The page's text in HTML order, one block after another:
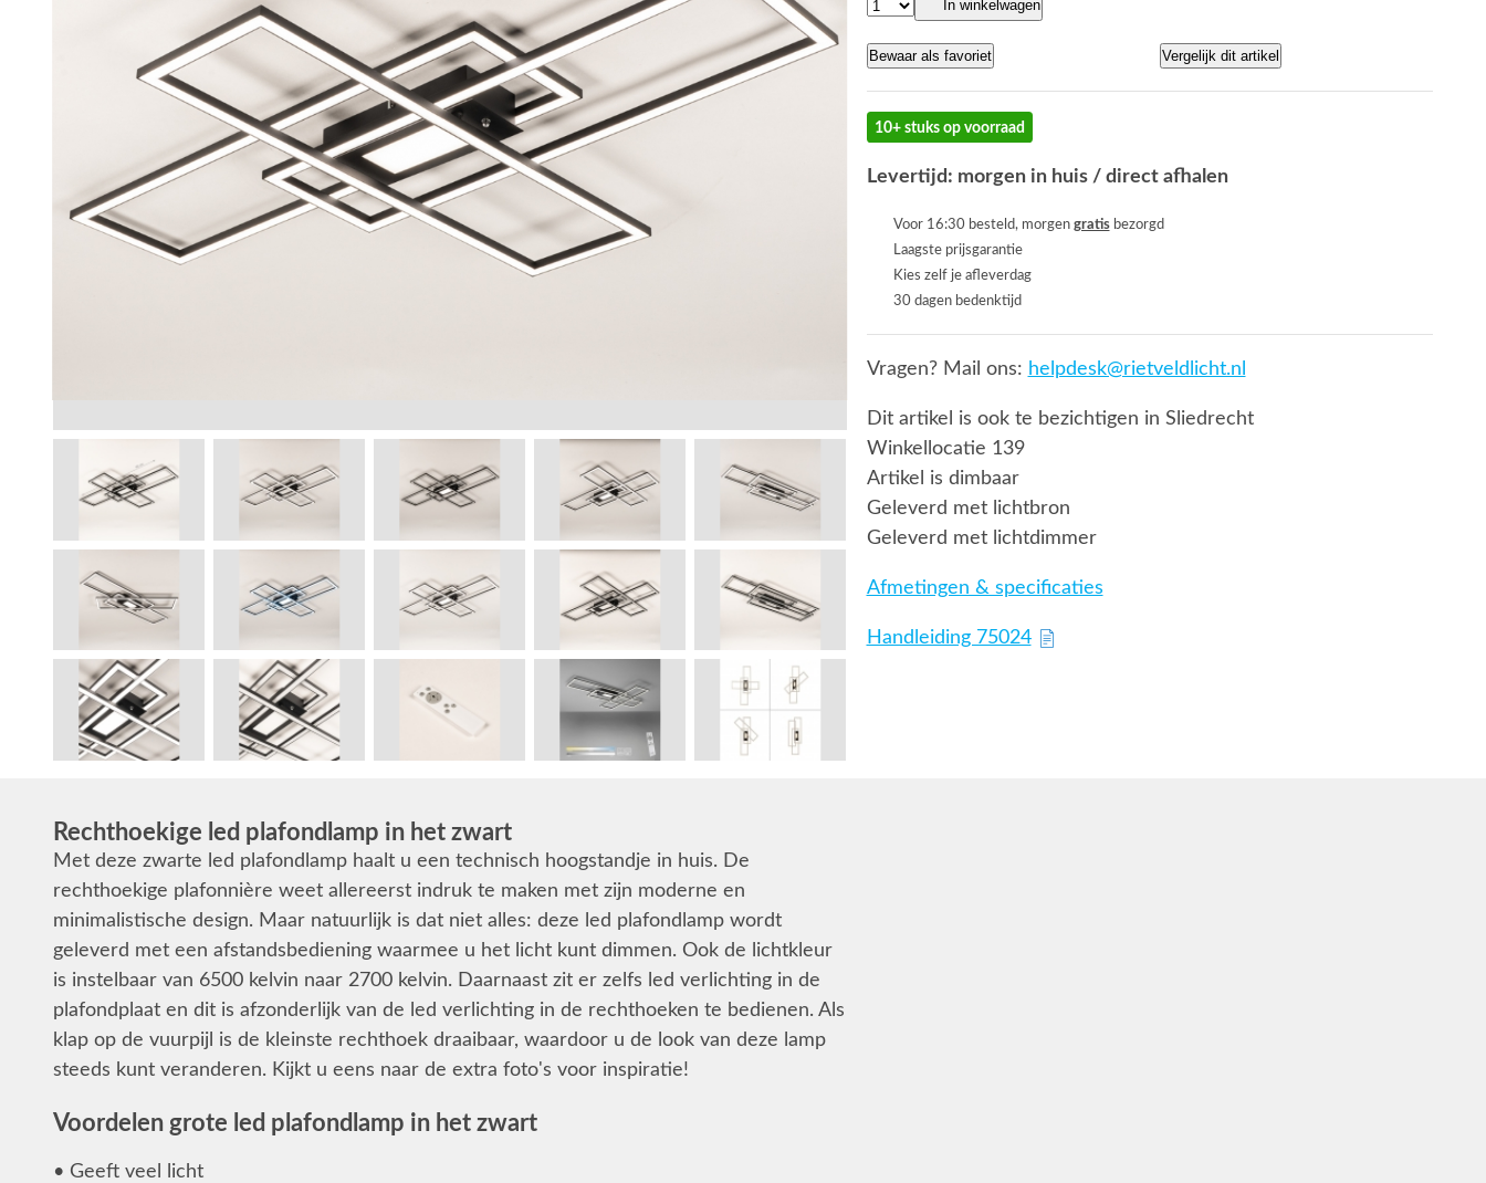
In winkelwagen
Bewaar als favoriet Vergelijk dit artikel
10+ stuks op voorraad
Levertijd: morgen in huis / direct afhalen
Voor 16:30 besteld, morgen gratisbezorgd
Laagste prijsgarantie
Kies zelf je afleverdag
30 dagen bedenktijd
Vragen? Mail ons: helpdesk@rietveldlicht.nl
Dit artikel is ook te bezichtigen in Sliedrecht
Winkellocatie 139
Artikel is dimbaar
Geleverd met lichtbron
Geleverd met lichtdimmer
Afmetingen & specificaties
Handleiding 75024
Rechthoekige led plafondlamp in het zwart
Met deze zwarte led plafondlamp haalt u een technisch hoogstandje in huis. De
rechthoekige plafonnière weet allereerst indruk te maken met zijn moderne en
minimalistische design. Maar natuurlijk is dat niet alles: deze led plafondlamp wordt
geleverd met een afstandsbediening waarmee u het licht kunt dimmen. Ook de lichtkleur
is instelbaar van 6500 kelvin naar 2700 kelvin. Daarnaast zit er zelfs led verlichting in de
plafondplaat en dit is afzonderlijk van de led verlichting in de rechthoeken te bedienen. Als
klap op de vuurpijl is de kleinste rechthoek draaibaar, waardoor u de look van deze lamp
steeds kunt veranderen. Kijkt u eens naar de extra foto's voor inspiratie!
Voordelen grote led plafondlamp in het zwart
• Geeft veel licht